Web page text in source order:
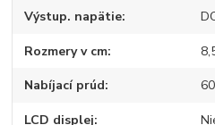
Výstup. napätie
Rozmery v cm
Nabíjací prúd
LCD displej